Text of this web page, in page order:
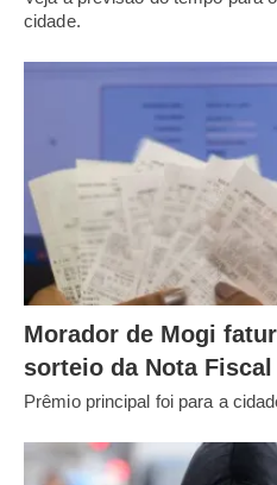
cidade.
Morador de Mogi
sorteio da Nota
Prêmio principal foi para a